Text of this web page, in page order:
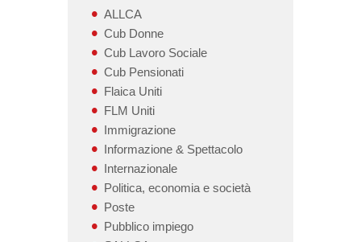
ALLCA
Cub Donne
Cub Lavoro Sociale
Cub Pensionati
Flaica Uniti
FLM Uniti
Immigrazione
Informazione & Spettacolo
Internazionale
Politica, economia e società
Poste
Pubblico impiego